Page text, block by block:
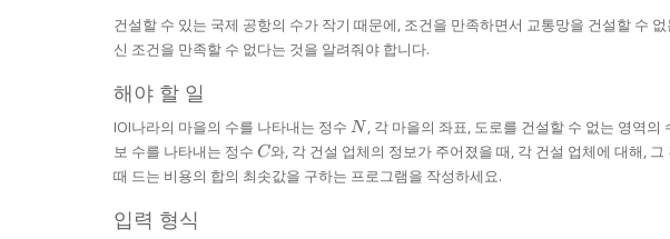
건설할 수 있는 국제 공항의 수가 작기 때문에, 조건을 만족하면서 교통망을 건설할 수
신 조건을 만족할 수 없다는 것을 알려줘야 합니다.
해야 할 일
IOI나라의 마을의 수를 나타내는 정수 N
N , 각 마을의 좌표, 도로를 건설할 수 없는 영역의
보 수를 나타내는 정수 C
C와, 각 건설 업체의 정보가 주어졌을 때, 각 건설 업체에 대해,
때 드는 비용의 합의 최솟값을 구하는 프로그램을 작성하세요.
입력 형식